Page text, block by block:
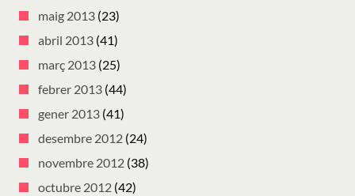
maig 2013 (23)
abril 2013 (41)
març 2013 (25)
febrer 2013 (44)
gener 2013 (41)
desembre 2012 (24)
novembre 2012 (38)
octubre 2012 (42)